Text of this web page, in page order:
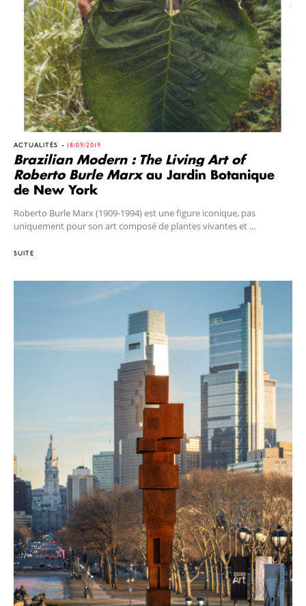
ACTUALITÉS 18/09/2019
Brazilian Modern : The Living Art of
Roberto Burle Marxau Jardin Botanique
de New York
Roberto Burle Marx (1909-1994) est une figure iconique, pas
uniquement pour son art composé de plantes vivantes et ...
SUITE